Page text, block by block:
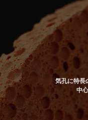
気孔に特長
中